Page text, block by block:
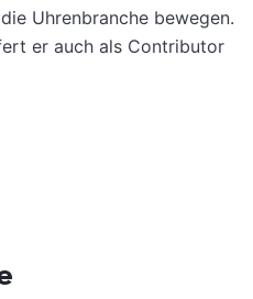
Uhrenbranche bewegen.
er auch als Contributor